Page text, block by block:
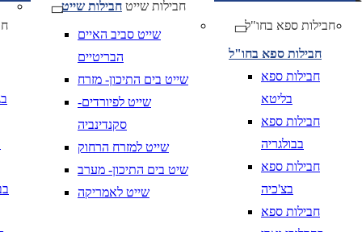
חבילות שייט חבילות שייט
שייט סביב האיים
הבריטיים
שייט בים התיכון- מזרח
שייט לפיורדים-
סקנדינביה
שייט למזרח הרחוק
שיט בים התיכון- מערב
שייט לאמריקה
חבילות ספא בחו"ל
חבילות ספא בחו"ל
חבילות ספא
בליטא
חבילות ספא
בבולגריה
חבילות ספא
בצ'כיה
חבילות ספא
חודש בשתי ספרות קו נטוי שנה בארבע ספרות